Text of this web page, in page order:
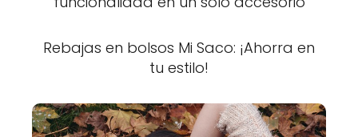
Rebajas en bolsos Mi Saco: ¡Ahorra en
tu estilo!